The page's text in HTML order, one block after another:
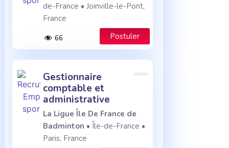
de-France • Joinville-le-Pont,
France
66 Postuler
gestionnaire
comptable et
administrative
La Ligue Île De France de
Badminton • Île-de-France •
Paris, France